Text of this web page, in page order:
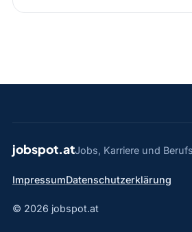
jobspot.atJobs, Karriere und
ImpressumDatenschutzerklärung
© 2026 jobspot.at